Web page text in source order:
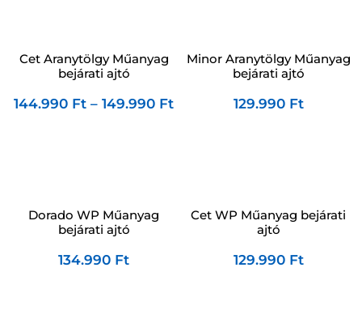
Cet Aranytölgy Műanyag
bejárati ajtó
144.990 Ft – 149.990 Ft
Minor Aranytölgy Műanyag
bejárati ajtó
129.990 Ft
Dorado WP Műanyag
bejárati ajtó
134.990 Ft
Cet WP Műanyag bejárati
ajtó
129.990 Ft